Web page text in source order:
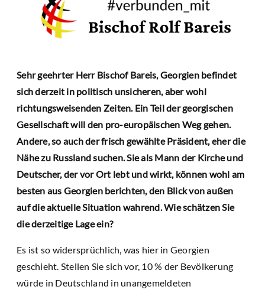
Sehr geehrter Herr Bischof Bareis, Georgien befindet
sich derzeit in politisch unsicheren, aber wohl
richtungsweisenden Zeiten. Ein Teil der georgischen
Gesellschaft will den pro-europäischen Weg gehen.
Andere, so auch der frisch gewählte Präsident, eher die
Nähe zu Russland suchen. Sie als Mann der Kirche und
Deutscher, der vor Ort lebt und wirkt, können wohl am
besten aus Georgien berichten, den Blick von außen
auf die aktuelle Situation wahrend. Wie schätzen Sie
die derzeitige Lage ein?
Es ist so widersprüchlich, was hier in Georgien
geschieht. Stellen Sie sich vor, 10 % der Bevölkerung
würde in Deutschland in unangemeldeten